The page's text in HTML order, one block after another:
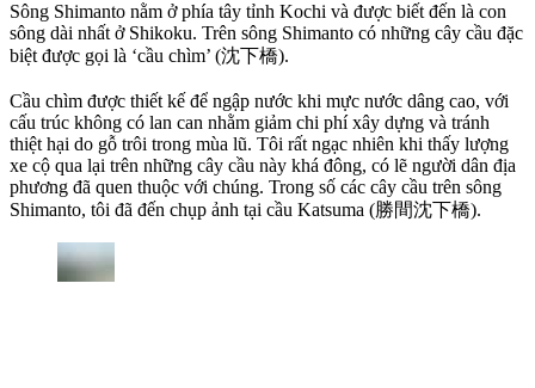
Sông Shimanto nằm ở phía tây tỉnh Kochi và được biết đến là con
sông dài nhất ở Shikoku. Trên sông Shimanto có những cây cầu đặc
biệt được gọi là ‘cầu chìm’ (沈下橋).
Cầu chìm được thiết kế để ngập nước khi mực nước dâng cao, với
cấu trúc không có lan can nhằm giảm chi phí xây dựng và tránh
thiệt hại do gỗ trôi trong mùa lũ. Tôi rất ngạc nhiên khi thấy lượng
xe cộ qua lại trên những cây cầu này khá đông, có lẽ người dân địa
phương đã quen thuộc với chúng. Trong số các cây cầu trên sông
Shimanto, tôi đã đến chụp ảnh tại cầu Katsuma (勝間沈下橋).